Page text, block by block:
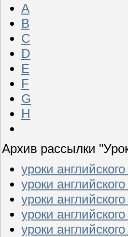
A
B
C
D
E
F
G
H
Архив рассылки
уроки
уроки
уроки
уроки
уроки